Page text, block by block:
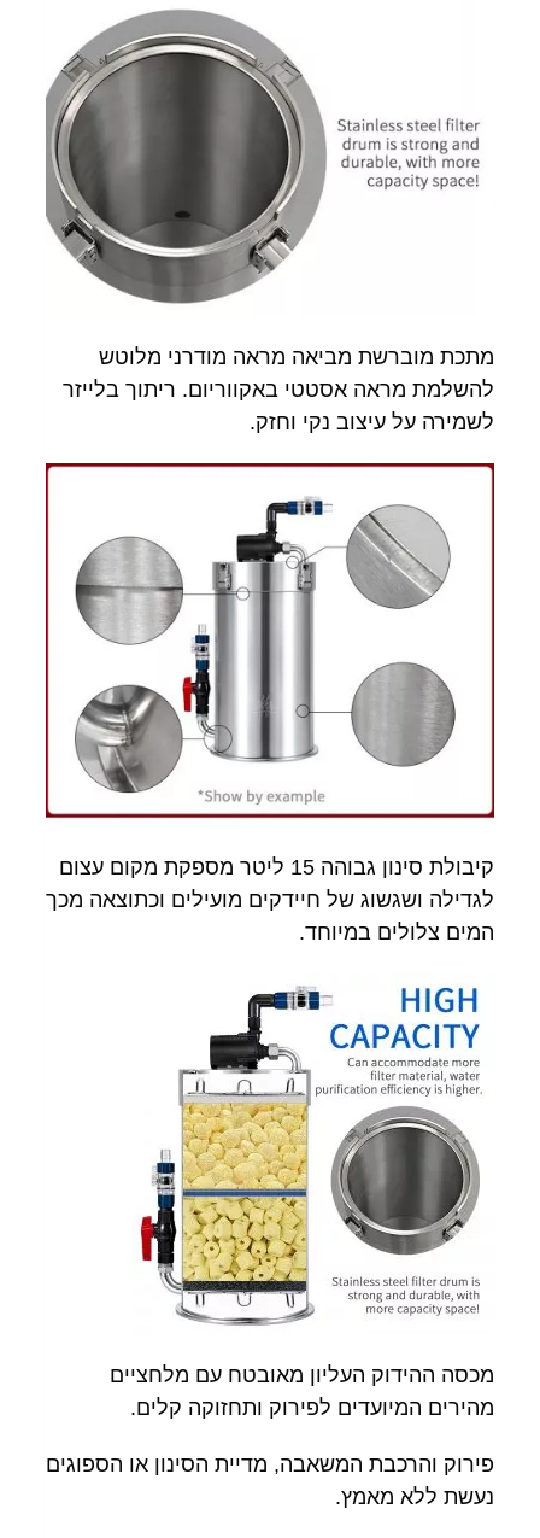
מתכת מוברשת מביאה מראה מודרני מלוטש
להשלמת מראה אסטטי באקווריום. ריתוך בלייזר
לשמירה על עיצוב נקי וחזק.
קיבולת סינון גבוהה 15 ליטר מספקת מקום עצום
לגדילה ושגשוג של חיידקים מועילים וכתוצאה מכך
המים צלולים במיוחד.
מכסה ההידוק העליון מאובטח עם מלחציים
מהירים המיועדים לפירוק ותחזוקה קלים.
פירוק והרכבת המשאבה, מדיית הסינון או הספוגים
נעשת ללא מאמץ.